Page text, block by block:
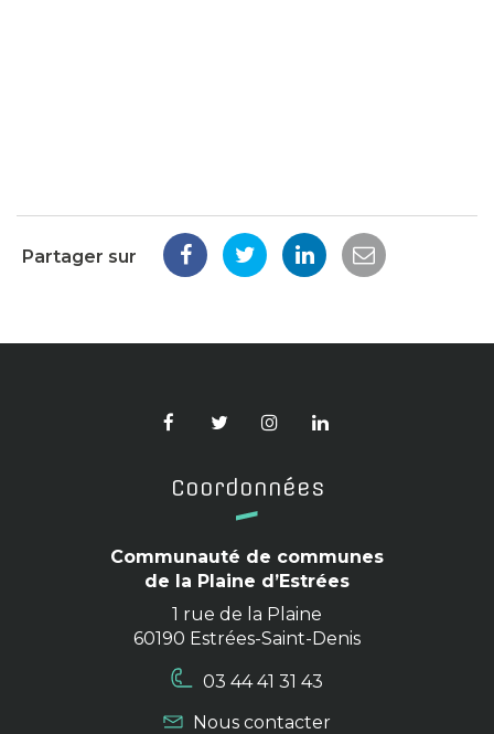
Partager sur
PartagerPartagerPartagerPartager
Lien
le
compte
Facebook
Lien
le
compte
Twitter
Lien
le
compte
Coordonnées
Communauté de communes
de la Plaine d’Estrées
1 rue de la Plaine
60190 Estrées-Saint-Denis
03 44 41 31 43
Nous contacter